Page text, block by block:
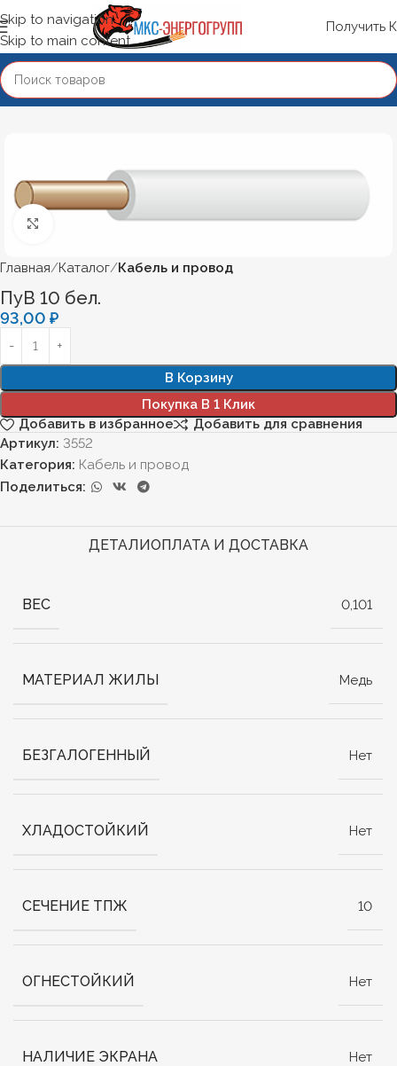
Skip to navigation
Skip to main content
Получить
Нажмите, чтобы увеличить
Главная Каталог Кабель и провод
ПуВ 10 бел.
93,00 ₽
В Корзину
Покупка В 1 Клик
Добавить в избранное
Добавить для сравнения
Артикул: 3552
Категория: Кабель и провод
Поделиться:
ДЕТАЛИОПЛАТА И ДОСТАВКА
ВЕС 0,101
МАТЕРИАЛ ЖИЛЫ Медь
БЕЗГАЛОГЕННЫЙ Нет
ХЛАДОСТОЙКИЙ Нет
СЕЧЕНИЕ ТПЖ 10
ОГНЕСТОЙКИЙ Нет
НАЛИЧИЕ ЭКРАНА Нет